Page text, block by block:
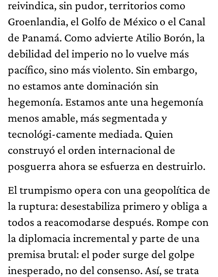
reivindica, sin pudor, territorios como
Groenlandia, el Golfo de México o el Canal
de Panamá. Como advierte Atilio Borón, la
debilidad del imperio no lo vuelve más
pacífico, sino más violento. Sin embargo,
no es­tamos ante dominación sin
hegemonía. Estamos ante una hegemonía
menos amable, más segmentada y
tecnológi-camente mediada. Quien
construyó el orden internacional de
posguerra ahora se esfuerza en destruirlo.
El trumpismo opera con una geopolítica de
la ruptura: desestabiliza pri­mero y obliga a
todos a reacomodarse después. Rompe con
la diplomacia incremental y parte de una
premisa brutal: el poder surge del golpe
inesperado, no del consenso. Así, se trata